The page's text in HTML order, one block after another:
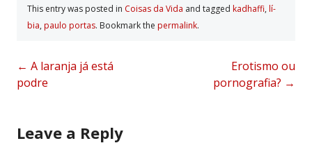
This entry was posted in Coisas da Vida and tagged kadhaffi, lí­
bia, paulo portas. Bookmark the permalink.
Post
navigation
← A laranja já está
podre
Erotismo ou
pornografia? →
Leave a Reply